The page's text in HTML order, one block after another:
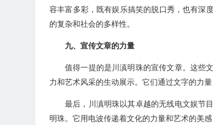
容丰富多彩，既有娱乐搞笑的脱口秀，也有深
的复杂和社会的多样性。
九、宣传文章的力量
值得一提的是川滇明珠的宣传文章。这些
力和艺术风采的生动展示。它们通过文字的力
最后，川滇明珠以其卓越的无线电文娱节
明珠。它用电波传递着文化的力量和艺术的美